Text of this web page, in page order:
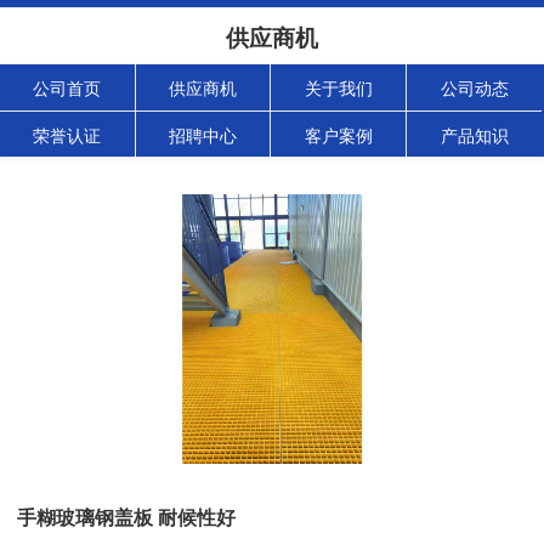
供应商机
公司首页 供应商机 关于我们 公司动态
荣誉认证 招聘中心 客户案例 产品知识
手糊玻璃钢盖板 耐候性好